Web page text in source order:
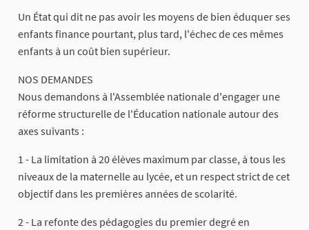
Un État qui dit ne pas avoir les moyens de bien éduquer ses
enfants finance pourtant, plus tard, l'échec de ces mêmes
enfants à un coût bien supérieur.
NOS DEMANDES
Nous demandons à l'Assemblée nationale d'engager une
réforme structurelle de l'Éducation nationale autour des
axes suivants :
1 - La limitation à 20 élèves maximum par classe, à tous les
niveaux de la maternelle au lycée, et un respect strict de cet
objectif dans les premières années de scolarité.
2 - La refonte des pédagogies du premier degré en